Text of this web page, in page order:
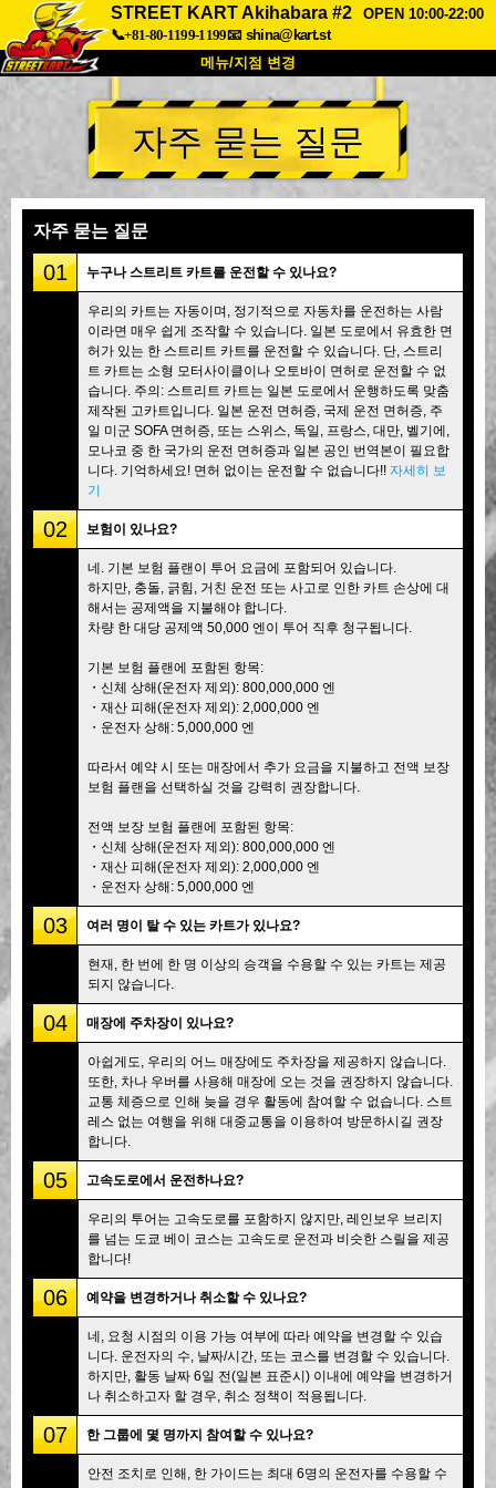
STREET KART Akihabara #2
OPEN 10:00-22:00
📞+81-80-1199-1199📧 shina@kart.st
메뉴/지점 변경
최상단
소개 사양 가격
회사 정보
도쿄 시나가와 #1 도쿄 아키하바라#1
도쿄 아키하바라#2 도쿄 시부야
도쿄 시부야 애넥스 도쿄 베이
도쿄 아사쿠사 오사카
오키나와
자주 묻는 질문
자주 묻는 질문
01 누구나 스트리트 카트를 운전할 수 있나요?
우리의 카트는 자동이며, 정기적으로 자동차를 운전하는 사람
이라면 매우 쉽게 조작할 수 있습니다. 일본 도로에서 유효한 면
허가 있는 한 스트리트 카트를 운전할 수 있습니다. 단, 스트리
트 카트는 소형 모터사이클이나 오토바이 면허로 운전할 수 없
습니다. 주의: 스트리트 카트는 일본 도로에서 운행하도록 맞춤
제작된 고카트입니다. 일본 운전 면허증, 국제 운전 면허증, 주
일 미군 SOFA 면허증, 또는 스위스, 독일, 프랑스, 대만, 벨기에,
모나코 중 한 국가의 운전 면허증과 일본 공인 번역본이 필요합
니다. 기억하세요! 면허 없이는 운전할 수 없습니다!! 자세히 보
기
02 보험이 있나요?
네. 기본 보험 플랜이 투어 요금에 포함되어 있습니다.
하지만, 충돌, 긁힘, 거친 운전 또는 사고로 인한 카트 손상에 대
해서는 공제액을 지불해야 합니다.
차량 한 대당 공제액 50,000 엔이 투어 직후 청구됩니다.
기본 보험 플랜에 포함된 항목:
・신체 상해(운전자 제외): 800,000,000 엔
・재산 피해(운전자 제외): 2,000,000 엔
・운전자 상해: 5,000,000 엔
따라서 예약 시 또는 매장에서 추가 요금을 지불하고 전액 보장
보험 플랜을 선택하실 것을 강력히 권장합니다.
전액 보장 보험 플랜에 포함된 항목:
・신체 상해(운전자 제외): 800,000,000 엔
・재산 피해(운전자 제외): 2,000,000 엔
・운전자 상해: 5,000,000 엔
03 여러 명이 탈 수 있는 카트가 있나요?
현재, 한 번에 한 명 이상의 승객을 수용할 수 있는 카트는 제공
되지 않습니다.
04 매장에 주차장이 있나요?
아쉽게도, 우리의 어느 매장에도 주차장을 제공하지 않습니다.
또한, 차나 우버를 사용해 매장에 오는 것을 권장하지 않습니다.
교통 체증으로 인해 늦을 경우 활동에 참여할 수 없습니다. 스트
레스 없는 여행을 위해 대중교통을 이용하여 방문하시길 권장
합니다.
05 고속도로에서 운전하나요?
우리의 투어는 고속도로를 포함하지 않지만, 레인보우 브리지
를 넘는 도쿄 베이 코스는 고속도로 운전과 비슷한 스릴을 제공
합니다!
06 예약을 변경하거나 취소할 수 있나요?
네, 요청 시점의 이용 가능 여부에 따라 예약을 변경할 수 있습
니다. 운전자의 수, 날짜/시간, 또는 코스를 변경할 수 있습니다.
하지만, 활동 날짜 6일 전(일본 표준시) 이내에 예약을 변경하거
나 취소하고자 할 경우, 취소 정책이 적용됩니다.
07 한 그룹에 몇 명까지 참여할 수 있나요?
안전 조치로 인해, 한 가이드는 최대 6명의 운전자를 수용할 수